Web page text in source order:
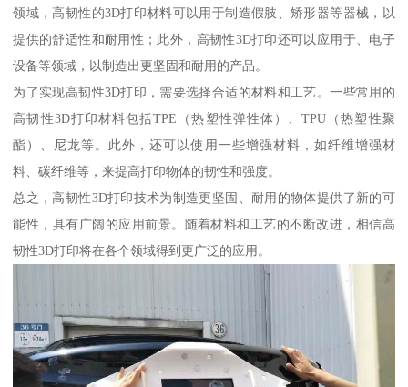
领域，高韧性的3D打印材料可以用于制造假肢、矫形器等器械，以
提供的舒适性和耐用性；此外，高韧性3D打印还可以应用于、电子
设备等领域，以制造出更坚固和耐用的产品。
为了实现高韧性3D打印，需要选择合适的材料和工艺。一些常用的
高韧性3D打印材料包括TPE（热塑性弹性体）、TPU（热塑性聚
酯）、尼龙等。此外，还可以使用一些增强材料，如纤维增强材
料、碳纤维等，来提高打印物体的韧性和强度。
总之，高韧性3D打印技术为制造更坚固、耐用的物体提供了新的可
能性，具有广阔的应用前景。随着材料和工艺的不断改进，相信高
韧性3D打印将在各个领域得到更广泛的应用。